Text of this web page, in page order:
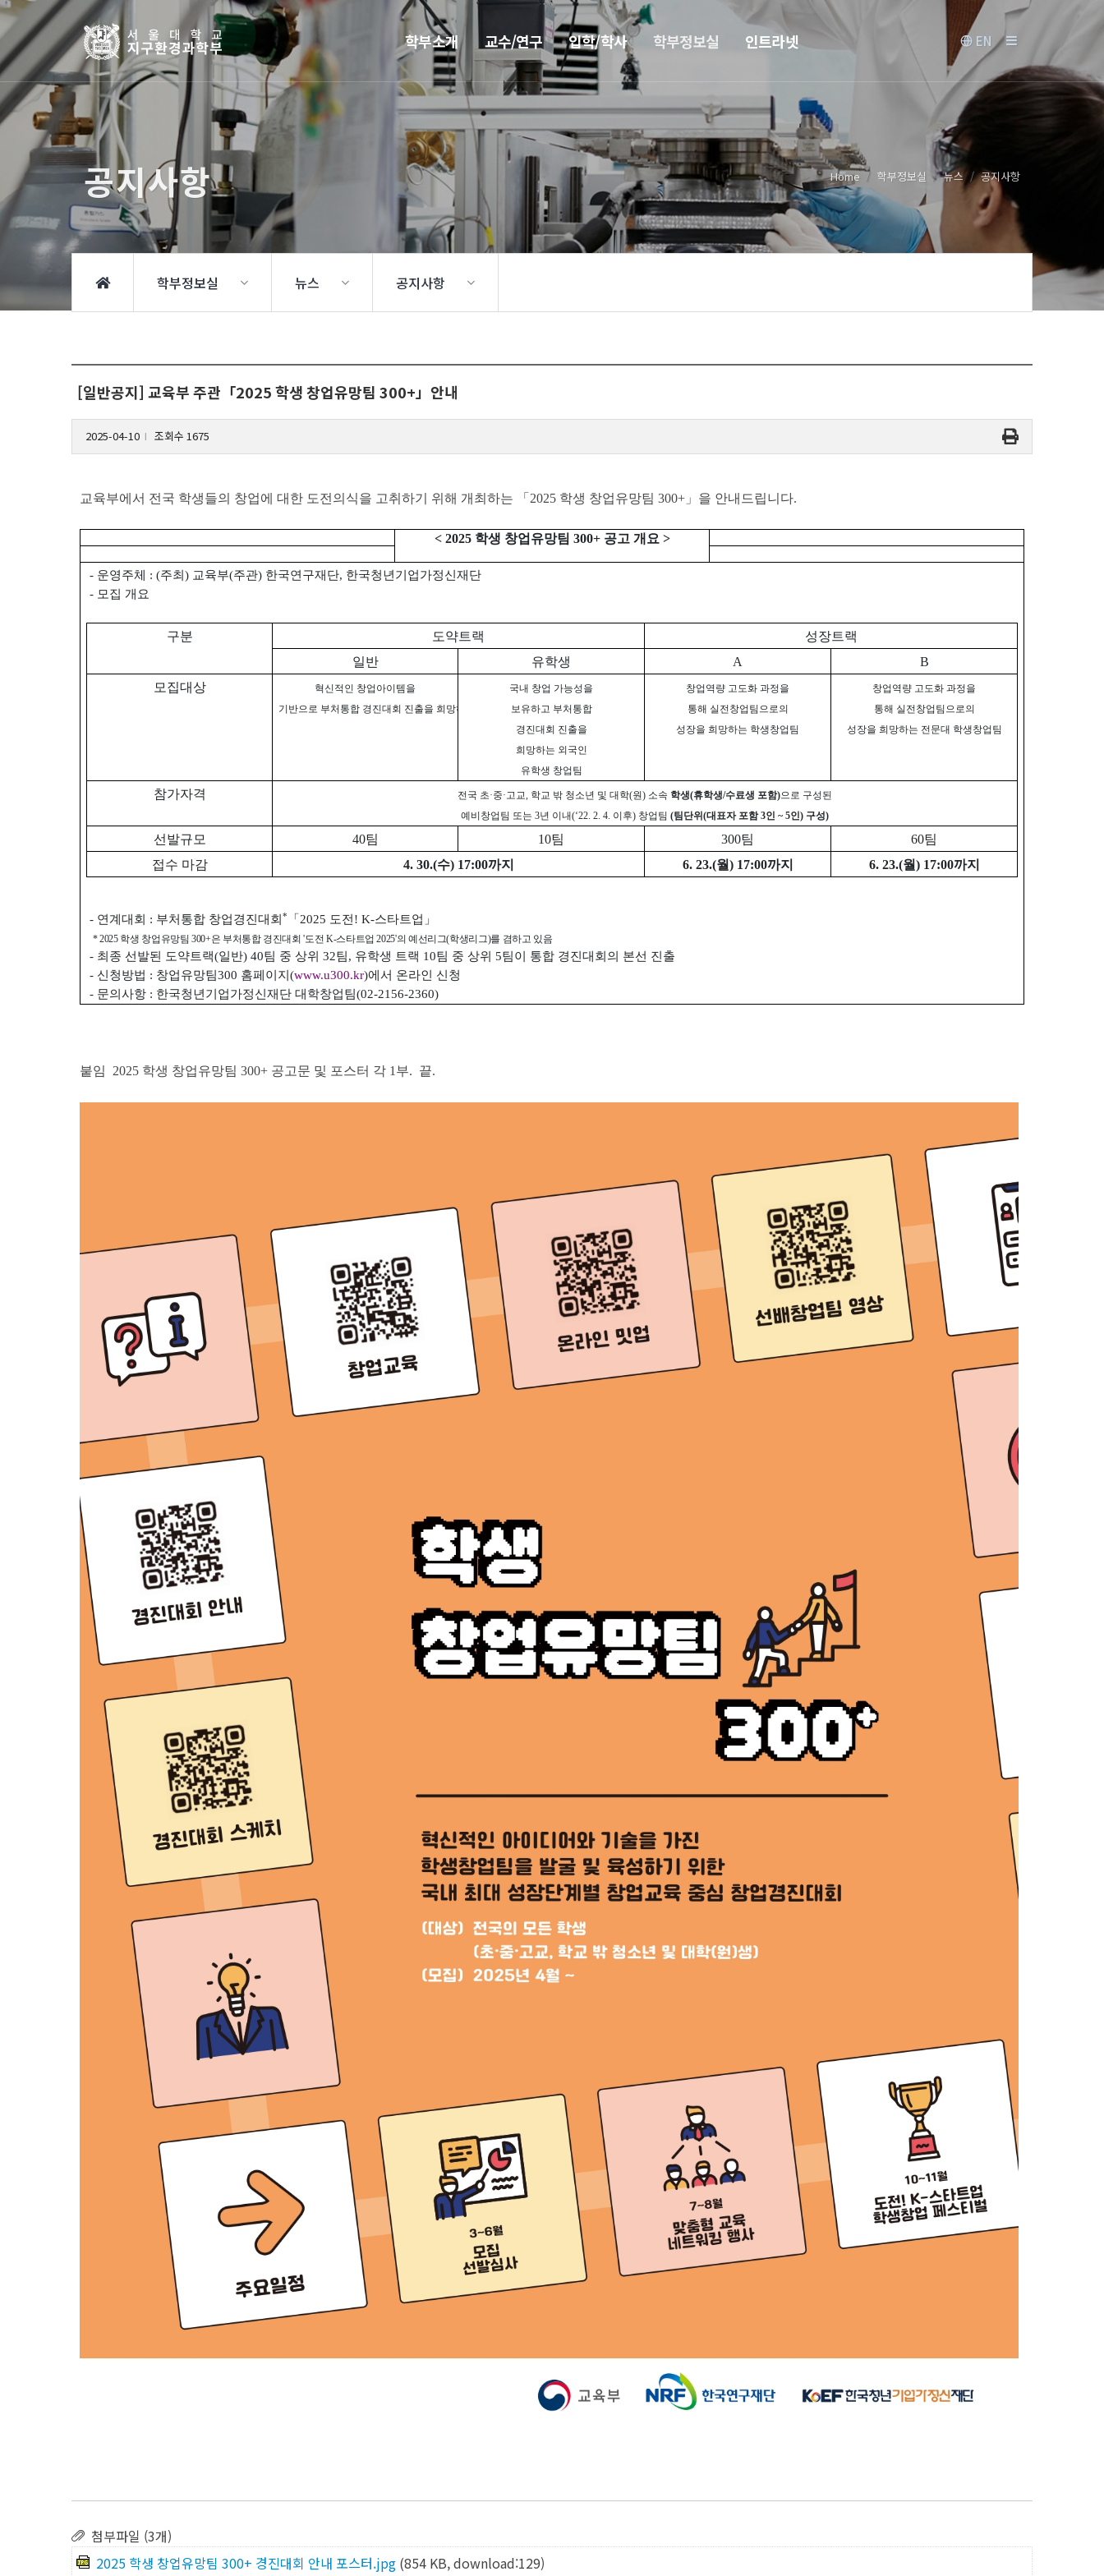
학부소개 교수/연구 입학/학사 학부정보실 인트라넷 EN
공지사항 Home 학부정보실 뉴스 공지사항
학부정보실 뉴스 공지사항
[일반공지] 교육부 주관「2025 학생 창업유망팀 300+」안내
2025-04-10 조회수 1675
교육부에서 전국 학생들의 창업에 대한 도전의식을 고취하기 위해 개최하는 「2025 학생 창업유망팀 300+」을 안내드립니다.
< 2025 학생 창업유망팀 300+ 공고 개요 >
- 운영주체 : (주최) 교육부(주관) 한국연구재단, 한국청년기업가정신재단
- 모집 개요
구분 도약트랙
성장트랙
일반
유학생 A
B
모집대상
혁신적인 창업아이템을
기반으로 부처통합 경진대회 진출을 희망하는 학생창업팀
국내 창업 가능성을
보유하고 부처통합
경진대회 진출을
희망하는 외국인
유학생 창업팀
창업역량 고도화 과정을
통해 실전창업팀으로의
성장을 희망하는 학생창업팀
창업역량 고도화 과정을
통해 실전창업팀으로의
성장을 희망하는 전문대 학생창업팀
참가자격 전국 초·중·고교, 학교 밖 청소년 및 대학(원) 소속 학생(휴학생/수료생 포함)으로 구성된
예비창업팀 또는 3년 이내(‘22. 2. 4. 이후) 창업팀 (팀단위(대표자 포함 3인 ~ 5인) 구성)
선발규모 40팀 10팀 300팀
60팀
접수 마감
4. 30.(수) 17:00까지 6. 23.(월) 17:00까지 6. 23.(월) 17:00까지
- 연계대회 : 부처통합 창업경진대회 * 「2025 도전! K-스타트업」
* 2025 학생 창업유망팀 300+은 부처통합 경진대회 '도전 K-스타트업 2025'의 예선리그(학생리그)를 겸하고 있음
- 최종 선발된 도약트랙(일반) 40팀 중 상위 32팀, 유학생 트랙 10팀 중 상위 5팀이 통합 경진대회의 본선 진출
- 신청방법 : 창업유망팀300 홈페이지(www.u300.kr)에서 온라인 신청
- 문의사항 : 한국청년기업가정신재단 대학창업팀(02-2156-2360)
붙임 2025 학생 창업유망팀 300+ 공고문 및 포스터 각 1부. 끝.
첨부파일 (3개)
2025 학생 창업유망팀 300+ 경진대회 안내 포스터.jpg (854 KB, download:129)